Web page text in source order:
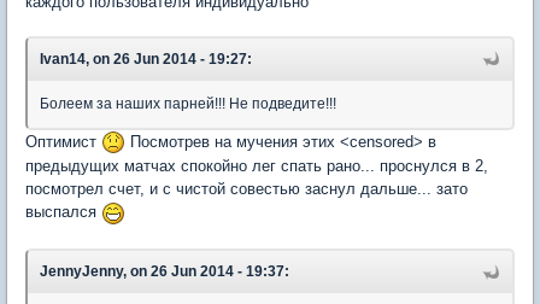
Ivan14, on 26 Jun 2014 - 19:27:
Болеем за наших парней!!! Не подведите!!!
Оптимист
Посмотрев на мучения этих <censored> в
предыдущих матчах спокойно лег спать рано... проснулся в 2,
посмотрел счет, и с чистой совестью заснул дальше... зато
выспался
JennyJenny, on 26 Jun 2014 - 19:37: